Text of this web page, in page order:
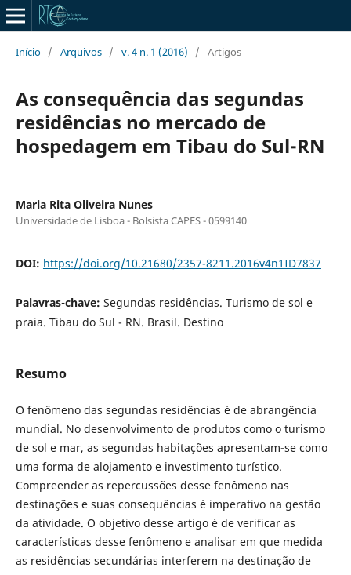
Início / Arquivos / v. 4 n. 1 (2016) / Artigos
As consequência das segundas
residências no mercado de
hospedagem em Tibau do Sul-RN
Maria Rita Oliveira Nunes
Universidade de Lisboa - Bolsista CAPES - 0599140
DOI: https://doi.org/10.21680/2357-8211.2016v4n1ID7837
Palavras-chave: Segundas residências. Turismo de sol e
praia. Tibau do Sul - RN. Brasil. Destino
Resumo
O fenômeno das segundas residências é de abrangência
mundial. No desenvolvimento de produtos como o turismo
de sol e mar, as segundas habitações apresentam-se como
uma forma de alojamento e investimento turístico.
Compreender as repercussões desse fenômeno nas
destinações e suas consequências é imperativo na gestão
da atividade. O objetivo desse artigo é de verificar as
características desse fenômeno e analisar em que medida
as residências secundárias interferem na destinação de